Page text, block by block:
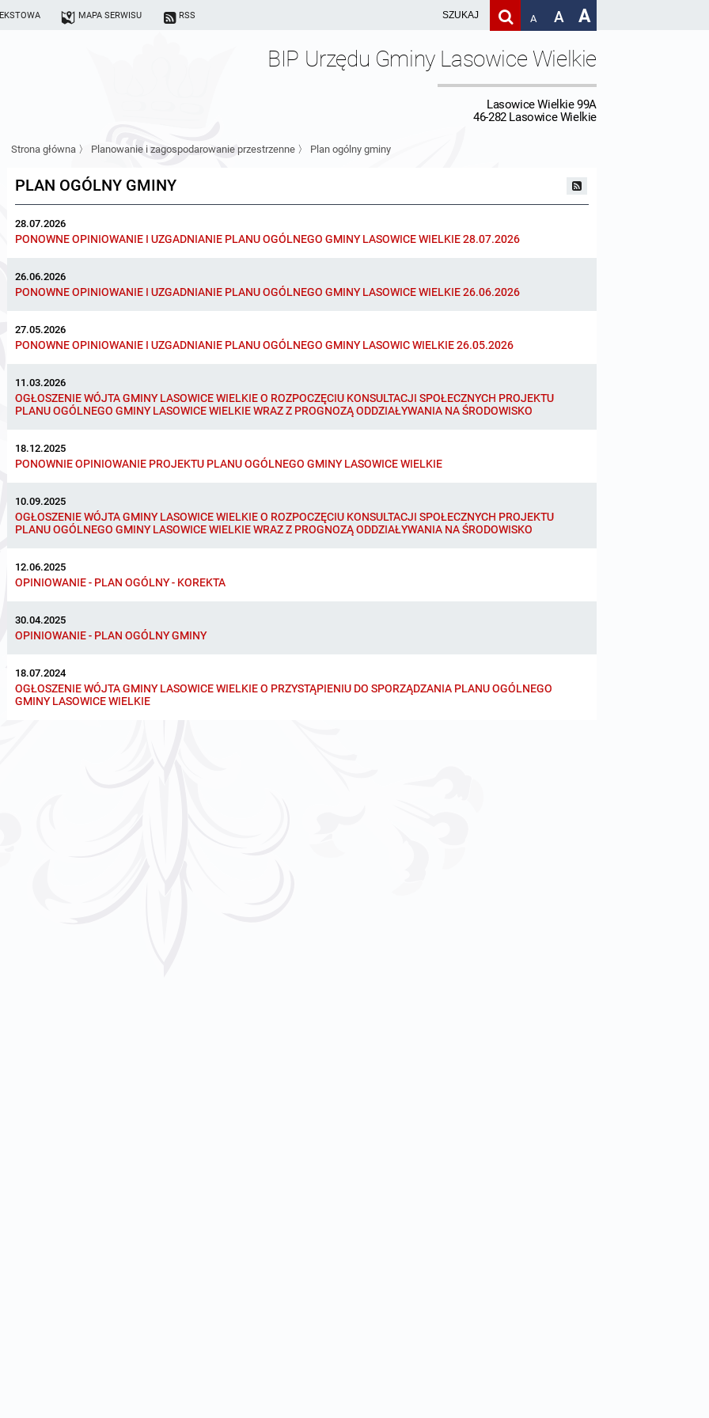
MAPA SERWISU RSS A A A
BIP Urzędu Gminy Lasowice Wielkie
Lasowice Wielkie 99A
46-282 Lasowice Wielkie
Strona główna 〉 Planowanie i zagospodarowanie przestrzenne 〉 Plan ogólny gminy
PLAN OGÓLNY GMINY
28.07.2026
PONOWNE OPINIOWANIE I UZGADNIANIE PLANU OGÓLNEGO GMINY LASOWICE WIELKIE 28.07.2026
26.06.2026
PONOWNE OPINIOWANIE I UZGADNIANIE PLANU OGÓLNEGO GMINY LASOWICE WIELKIE 26.06.2026
27.05.2026
PONOWNE OPINIOWANIE I UZGADNIANIE PLANU OGÓLNEGO GMINY LASOWIC WIELKIE 26.05.2026
11.03.2026
OGŁOSZENIE WÓJTA GMINY LASOWICE WIELKIE O ROZPOCZĘCIU KONSULTACJI SPOŁECZNYCH PROJEKTU
PLANU OGÓLNEGO GMINY LASOWICE WIELKIE WRAZ Z PROGNOZĄ ODDZIAŁYWANIA NA ŚRODOWISKO
18.12.2025
PONOWNIE OPINIOWANIE PROJEKTU PLANU OGÓLNEGO GMINY LASOWICE WIELKIE
10.09.2025
OGŁOSZENIE WÓJTA GMINY LASOWICE WIELKIE O ROZPOCZĘCIU KONSULTACJI SPOŁECZNYCH PROJEKTU
PLANU OGÓLNEGO GMINY LASOWICE WIELKIE WRAZ Z PROGNOZĄ ODDZIAŁYWANIA NA ŚRODOWISKO
12.06.2025
OPINIOWANIE - PLAN OGÓLNY - KOREKTA
30.04.2025
OPINIOWANIE - PLAN OGÓLNY GMINY
18.07.2024
OGŁOSZENIE WÓJTA GMINY LASOWICE WIELKIE O PRZYSTĄPIENIU DO SPORZĄDZANIA PLANU OGÓLNEGO
GMINY LASOWICE WIELKIE